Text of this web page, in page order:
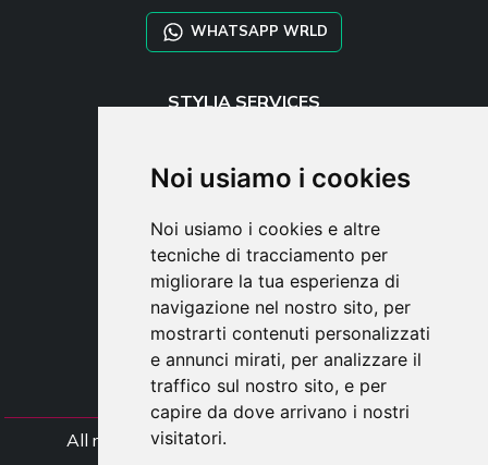
Noi usiamo i cookies
Noi usiamo i cookies e altre
tecniche di tracciamento per
migliorare la tua esperienza di
navigazione nel nostro sito, per
mostrarti contenuti personalizzati
e annunci mirati, per analizzare il
traffico sul nostro sito, e per
capire da dove arrivano i nostri
visitatori.
WHATSAPP WRLD
STYLIA SERVICES
TAYLOR MADE ORDERS
DROPSHIPPING
UTENTE
REGISTRATI
ACCEDI
CARRELLO
All rights Styliafoe s.r.l. © 2025 - Partiva IVA